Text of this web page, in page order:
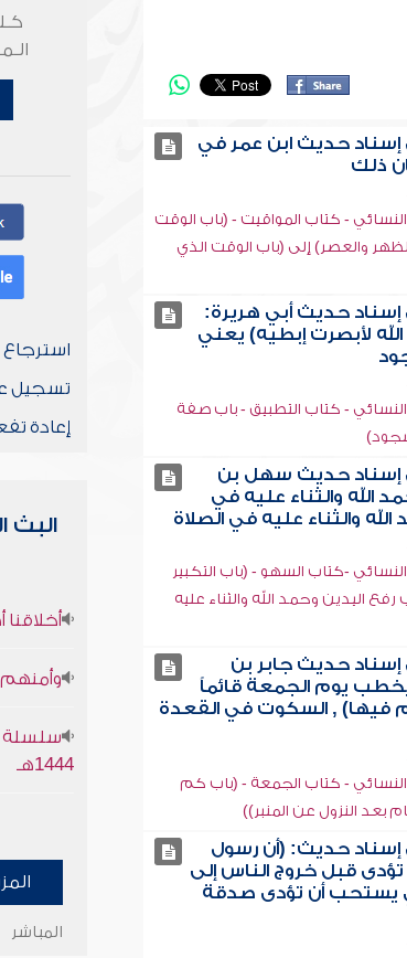
إسناد حديث ابن عمر في
ذلك
- كتاب المواقيت - (باب الوقت
والعصر) إلى (باب الوقت الذي
إسناد حديث أبي هريرة:
لأبصرت إبطيه) يعني
- كتاب التطبيق - باب صفة
إسناد حديث سهل بن
الله والثناء عليه في
والثناء عليه في الصلاة
-كتاب السهو - (باب التكبير
اليدين وحمد الله والثناء عليه
إسناد حديث جابر بن
يوم الجمعة قائماً
فيها) , السكوت في القعدة
- كتاب الجمعة - (باب كم
بعد النزول عن المنبر))
إسناد حديث: (أن رسول
تؤدى قبل خروج الناس إلى
يستحب أن تؤدى صدقة
استرجاع
تسجيل
إعادة
البث
سلسلة
1444هـ
المباشر